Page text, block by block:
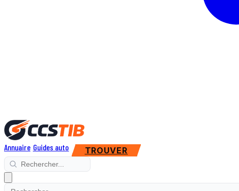
Annuaire Guides auto TROUVER